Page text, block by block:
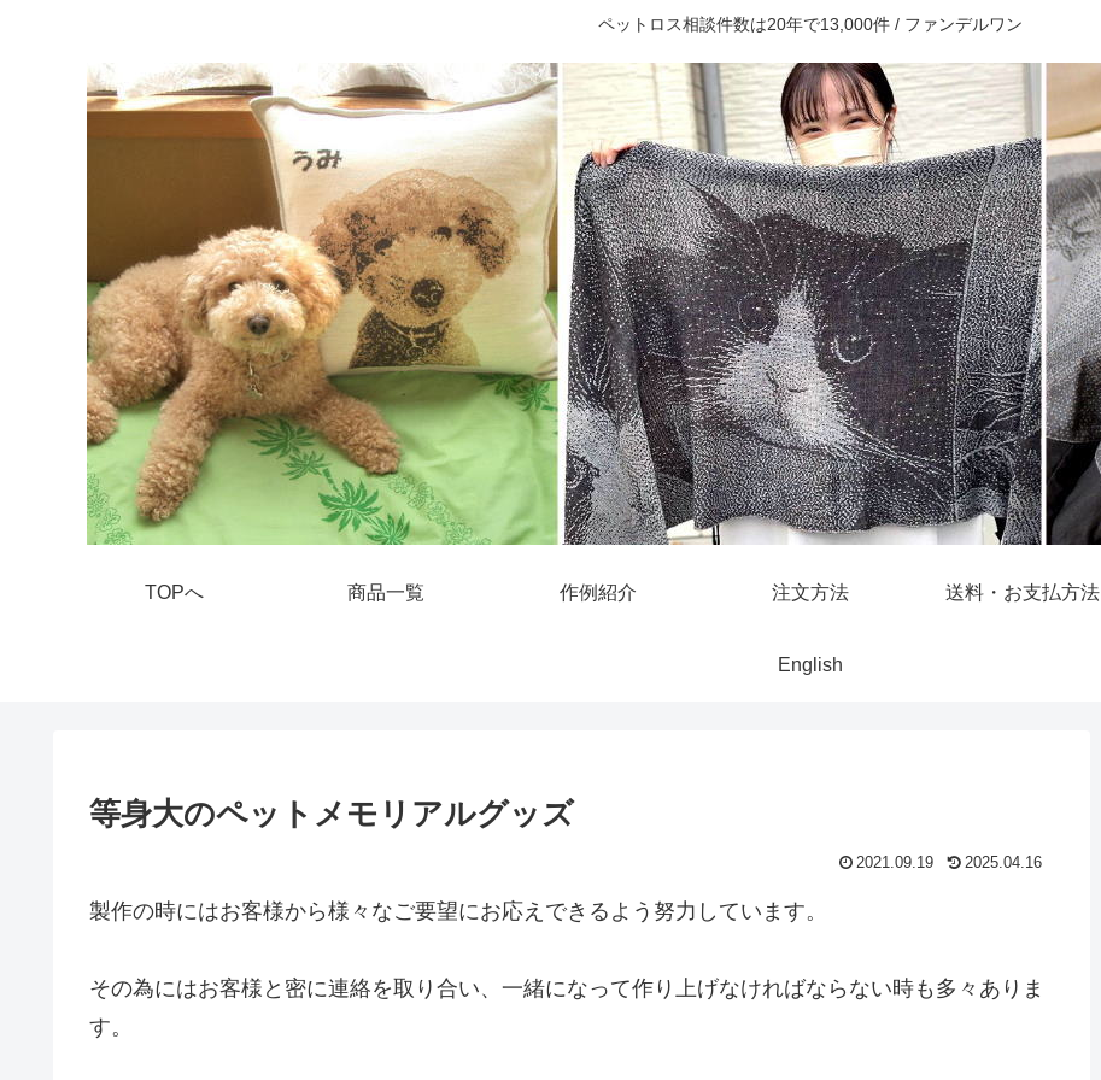
ペットロス相談件数は20年で13,000件 / ファンデルワン
TOPへ 商品一覧 作例紹介 注文方法 送料・お支払方法
English
等身大のペットメモリアルグッズ
2021.09.19 2025.04.16
製作の時にはお客様から様々なご要望にお応えできるよう努力しています。
その為にはお客様と密に連絡を取り合い、一緒になって作り上げなければならない時も多々ありま
す。